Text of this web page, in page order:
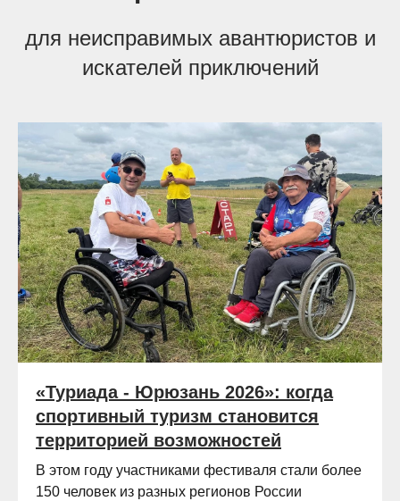
для неисправимых авантюристов и
искателей приключений
«Туриада - Юрюзань 2026»: когда
спортивный туризм становится
территорией возможностей
В этом году участниками фестиваля стали более
150 человек из разных регионов России